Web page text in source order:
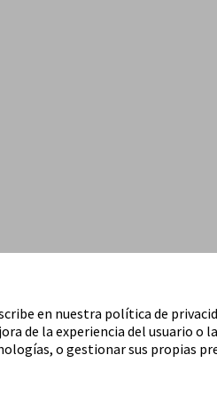
en nuestra política de
de la experiencia del usuario o la
o gestionar sus propias